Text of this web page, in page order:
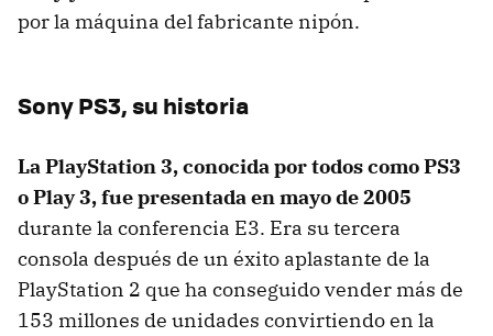
por la máquina del fabricante nipón.
Sony PS3, su historia
La PlayStation 3, conocida por todos como PS3
o Play 3, fue presentada en mayo de 2005
durante la conferencia E3. Era su tercera
consola después de un éxito aplastante de la
PlayStation 2 que ha conseguido vender más de
153 millones de unidades convirtiendo en la